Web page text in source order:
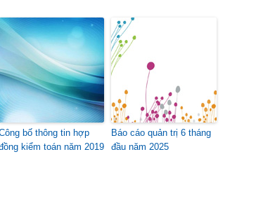
bố thông tin hợp
kiểm toán năm 2019
Báo cáo quản trị 6 tháng
đầu năm 2025